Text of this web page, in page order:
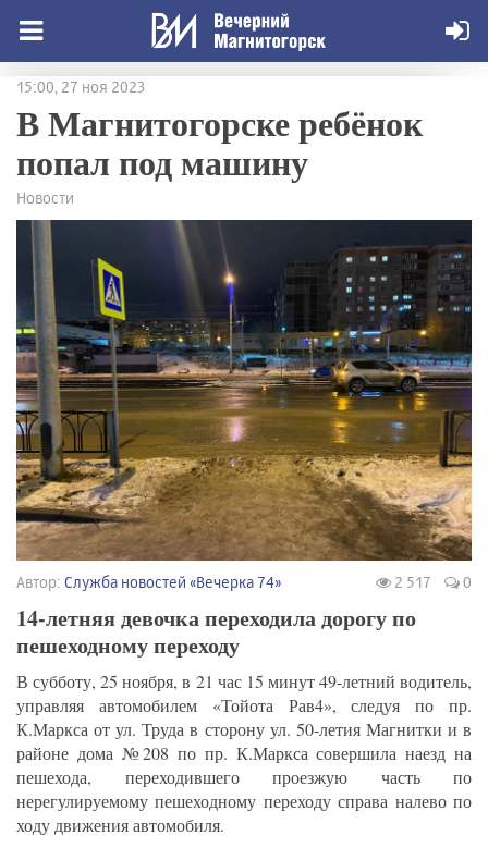
15:00, 27 ноя 2023
В Магнитогорске ребёнок
попал под машину
Новости
Автор: Служба новостей «Вечерка 74» 2 517 0
14-летняя девочка переходила дорогу по
пешеходному переходу
В субботу, 25 ноября, в 21 час 15 минут 49-летний водитель,
управляя автомобилем «Тойота Рав4», следуя по пр.
К.Маркса от ул. Труда в сторону ул. 50-летия Магнитки и в
районе дома №208 по пр. К.Маркса совершила наезд на
пешехода, переходившего проезжую часть по
нерегулируемому пешеходному переходу справа налево по
ходу движения автомобиля.